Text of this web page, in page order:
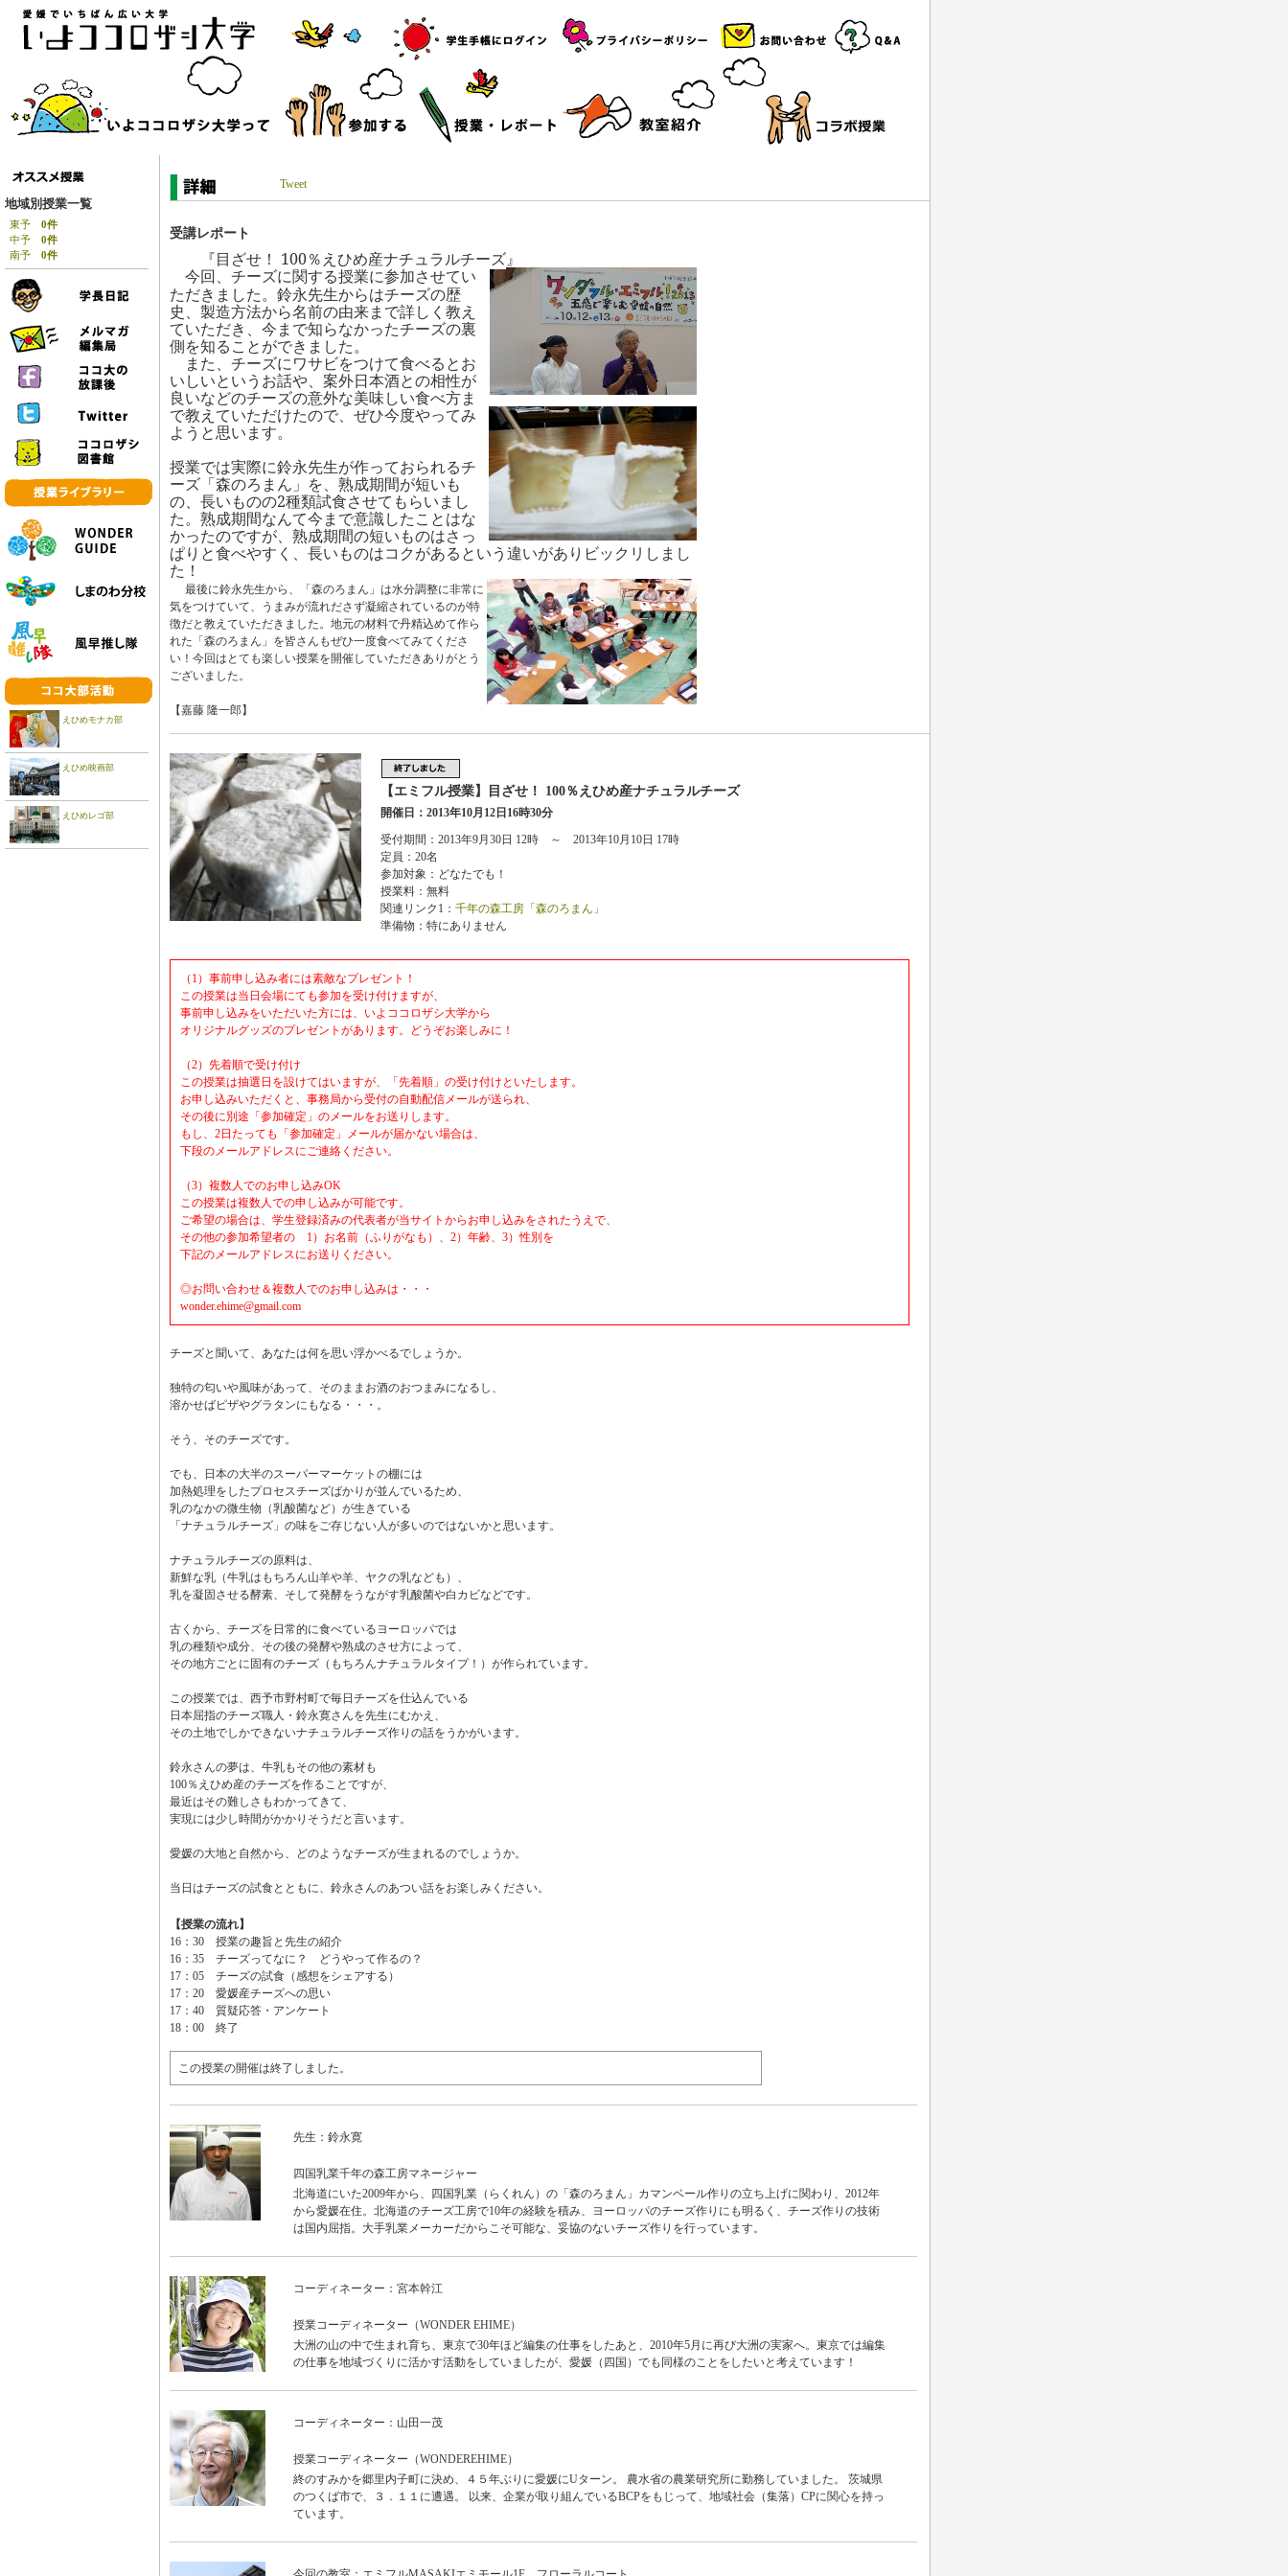
地域別授業一覧
東予 0件
中予 0件
南予 0件
えひめモナカ部
えひめ映画部
えひめレゴ部
Tweet
受講レポート
『目ざせ！ 100％えひめ産ナチュラルチーズ』
今回、チーズに関する授業に参加させてい
ただきました。鈴永先生からはチーズの歴
史、製造方法から名前の由来まで詳しく教え
ていただき、今まで知らなかったチーズの裏
側を知るこ とができました。
また、チーズにワサビをつけて食べるとお
いしいというお話や、案外日本酒との相性が
良いなどのチーズの意外な美味しい食べ方ま
で教えていただけたので、ぜひ今度やってみ
ようと思います。
授業では実際に鈴永先生が作っておられるチ
ーズ「森のろまん」を、熟成期間が短いも
の、長いものの2種類試食させてもらいまし
た。熟成期間なんて今まで意識したことはな
かったのですが、熟成期間の短いものはさっ
ぱりと食べやすく、長いものはコクがあるという違いがありビックリしまし
た！
最後に鈴永先生から、「森のろまん」は水分調整に非常に
気をつけていて、うまみが流れださず凝縮されているのが特
徴だと教えていただきました。地元の材料で丹精込めて作ら
れた「森のろまん」を皆さんもぜひ一度食べてみてくださ
い！今回はとても楽しい授業を開催していただきありがとう
ございました。
【嘉藤隆一郎】
【エミフル授業】目ざせ！ 100％えひめ産ナチュラルチーズ
開催日：2013年10月12日16時30分
受付期間：2013年9月30日 12時 ～ 2013年10月10日 17時
定員：20名
参加対象：どなたでも！
授業料：無料
関連リンク1： 千年の森工房「森のろまん」
準備物：特にありません
（1）事前申し込み者には素敵なプレゼント！
この授業は当日会場にても参加を受け付けますが、
事前申し込みをいただいた方には、いよココロザシ大学から
オリジナルグッズのプレゼントがあります。どうぞお楽しみに！
（2）先着順で受け付け
この授業は抽選日を設けてはいますが、「先着順」の受け付けといたします。
お申し込みいただくと、事務局から受付の自動配信メールが送られ、
その後に別途「参加確定」のメールをお送りします。
もし、2日たっても「参加確定」メールが届かない場合は、
下段のメールアドレスにご連絡ください。
（3）複数人でのお申し込みOK
この授業は複数人での申し込みが可能です。
ご希望の場合は、学生登録済みの代表者が当サイトからお申し込みをされたうえで、
その他の参加希望者の 1）お名前（ふりがなも）、2）年齢、3）性別を
下記のメールアドレスにお送りください。
◎お問い合わせ＆複数人でのお申し込みは・・・
wonder.ehime@gmail.com
チーズと聞いて、あなたは何を思い浮かべるでしょうか。
独特の匂いや風味があって、そのままお酒のおつまみになるし、
溶かせばピザやグラタンにもなる・・・。
そう、そのチーズです。
でも、日本の大半のスーパーマーケットの棚には
加熱処理をしたプロセスチーズばかりが並んでいるため、
乳のなかの微生物（乳酸菌など）が生きている
「ナチュラルチーズ」の味をご存じない人が多いのではないかと思います。
ナチュラルチーズの原料は、
新鮮な乳（牛乳はもちろん山羊や羊、ヤクの乳なども）、
乳を凝固させる酵素、そして発酵をうながす乳酸菌や白カビなどです。
古くから、チーズを日常的に食べているヨーロッパでは
乳の種類や成分、その後の発酵や熟成のさせ方によって、
その地方ごとに固有のチーズ（もちろんナチュラルタイプ！）が作られています。
この授業では、西予市野村町で毎日チーズを仕込んでいる
日本屈指のチーズ職人・鈴永寛さんを先生にむかえ、
その土地でしかできないナチュラルチーズ作りの話をうかがいます。
鈴永さんの夢は、牛乳もその他の素材も
100％えひめ産のチーズを作ることですが、
最近はその難しさもわかってきて、
実現には少し時間がかかりそうだと言います。
愛媛の大地と自然から、どのようなチーズが生まれるのでしょうか。
当日はチーズの試食とともに、鈴永さんのあつい話をお楽しみください。
【授業の流れ】
16：30 授業の趣旨と先生の紹介
16：35 チーズってなに？ どうやって作るの？
17：05 チーズの試食（感想をシェアする）
17：20 愛媛産チーズへの思い
17：40 質疑応答・アンケート
18：00 終了
この授業の開催は終了しました。
先生：鈴永寛
四国乳業千年の森工房マネージャー
北海道にいた2009年から、四国乳業（らくれん）の「森のろまん」カマンベール作りの立ち上げに関わり、2012年
から愛媛在住。北海道のチーズ工房で10年の経験を積み、ヨーロッパのチーズ作りにも明るく、チーズ作りの技術
は国内屈指。大手乳業メーカーだからこそ可能な、妥協のないチーズ作りを行っています。
コーディネーター：宮本幹江
授業コーディネーター（WONDER EHIME）
大洲の山の中で生まれ育ち、東京で30年ほど編集の仕事をしたあと、2010年5月に再び大洲の実家へ。東京では編集
の仕事を地域づくりに活かす活動をしていましたが、愛媛（四国）でも同様のことをしたいと考えています！
コーディネーター：山田一茂
授業コーディネーター（WONDEREHIME）
終のすみかを郷里内子町に決め、４５年ぶりに愛媛にUターン。 農水省の農業研究所に勤務していました。 茨城県
のつくば市で、３．１１に遭遇。 以来、企業が取り組んでいるBCPをもじって、地域社会（集落）CPに関心を持っ
ています。